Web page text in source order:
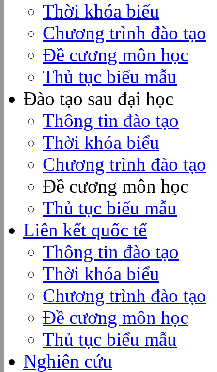
Thời khóa biểu
Chương trình đào tạo
Đề cương môn học
Thủ tục biểu mẫu
Đào tạo sau đại học
Thông tin đào tạo
Thời khóa biểu
Chương trình đào tạo
Đề cương môn học
Thủ tục biểu mẫu
Liên kết quốc tế
Thông tin đào tạo
Thời khóa biểu
Chương trình đào tạo
Đề cương môn học
Thủ tục biểu mẫu
Nghiên cứu